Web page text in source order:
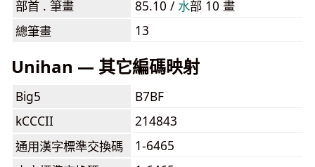
部首 . 筆畫
85.10 /⽔部 10 畫
總筆畫
13
Unihan — 其它編碼映射
Big5
B7BF
kCCCII
214843
通用漢字標準交換碼
1-6465